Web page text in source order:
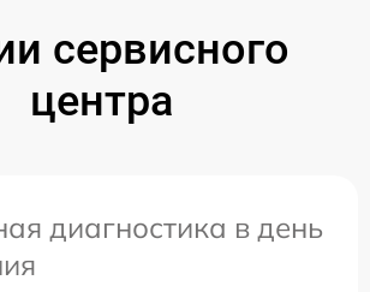
сервисного
центра
диагностика в день